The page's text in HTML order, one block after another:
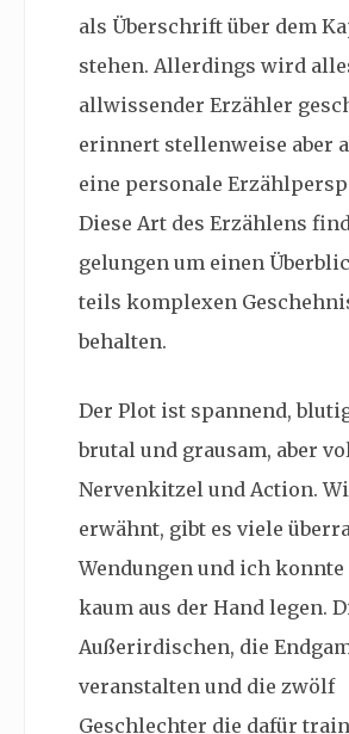
als Überschrift über dem
stehen. Allerdings wird
allwissender Erzähler
erinnert stellenweise aber
eine personale
Diese Art des Erzählens
gelungen um einen
teils komplexen
behalten.
Der Plot ist spannend,
brutal und grausam, aber
Nervenkitzel und Action.
erwähnt, gibt es viele
Wendungen und ich konnte
kaum aus der Hand legen.
Außerirdischen, die
veranstalten und die zwölf
Geschlechter die dafür